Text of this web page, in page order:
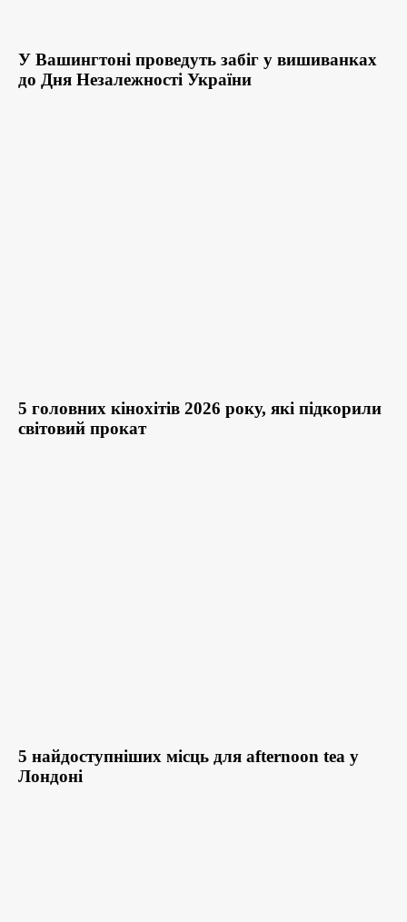
У Вашингтоні проведуть забіг у вишиванках
до Дня Незалежності України
5 головних кінохітів 2026 року, які підкорили
світовий прокат
5 найдоступніших місць для afternoon tea у
Лондоні